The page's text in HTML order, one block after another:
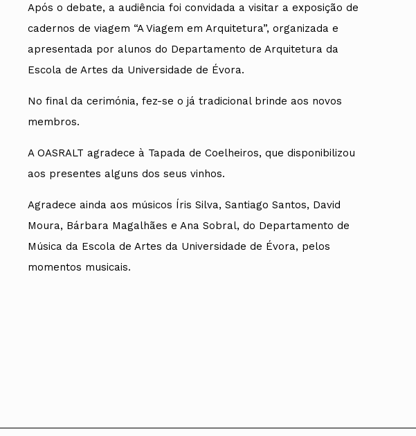
Após o debate, a audiência foi convidada a visitar a exposição de
cadernos de viagem “A Viagem em Arquitetura”, organizada e
apresentada por alunos do Departamento de Arquitetura da
Escola de Artes da Universidade de Évora.
No final da cerimónia, fez-se o já tradicional brinde aos novos
membros.
A OASRALT agradece à Tapada de Coelheiros, que disponibilizou
aos presentes alguns dos seus vinhos.
Agradece ainda aos músicos Íris Silva, Santiago Santos, David
Moura, Bárbara Magalhães e Ana Sobral, do Departamento de
Música da Escola de Artes da Universidade de Évora, pelos
momentos musicais.